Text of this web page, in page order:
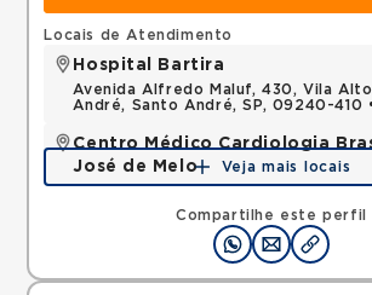
Compartilhe este perfil
Locais de Atendimento
Hospital Bartira
Avenida Alfredo Maluf, 430, Vila
André, Santo André, SP, 09240-410
Centro Médico Cardiologia
José de Melo
Rua Jose de Melo, Vila Dora, Santo
09030580 •Mapa
Veja mais locais